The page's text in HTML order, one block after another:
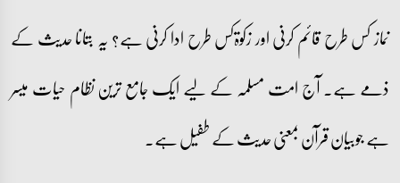
نماز کس طرح قائم کرنی اور زکوۃکس طرح ادا کرنی ہے؟ یہ بتانا حدیث کے
ذمے ہے۔ آج امت مسلمہ کے لیے ایک جامع ترین نظام حیات میسر
ہے جوبیان قرآن بمعنی حدیث کے طفیل ہے۔